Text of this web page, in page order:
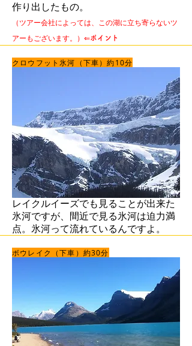
作り出したもの。
（ツアー会社によっては、この湖に立ち寄らないツ
アーもございます。）⇐ポイント
クロウフット氷河（下車）約10分
レイクルイーズでも見ることが出来た
氷河ですが、間近で見る氷河は迫力満
点。氷河って流れているんですよ。
ボウレイク（下車）約30分